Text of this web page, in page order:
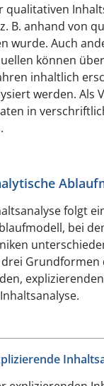
qualitativen
B. anhand von
wurde. Auch
können
inhaltlich
werden. Als
in
folgt
bei
Grundformen